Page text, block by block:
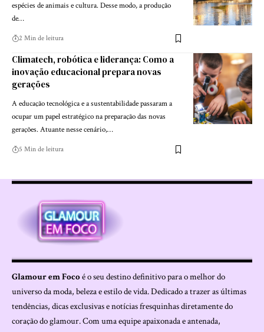
espécies de animais e cultura. Desse modo, a produção
de…
2 Min de leitura
Climatech, robótica e liderança: Como a
inovação educacional prepara novas
gerações
A educação tecnológica e a sustentabilidade passaram a
ocupar um papel estratégico na preparação das novas
gerações. Atuante nesse cenário,…
5 Min de leitura
Glamour em Focoé o seu destino definitivo para o melhor do
universo da moda, beleza e estilo de vida. Dedicado a trazer as últimas
tendências, dicas exclusivas e notícias fresquinhas diretamente do
coração do glamour. Com uma equipe apaixonada e antenada,